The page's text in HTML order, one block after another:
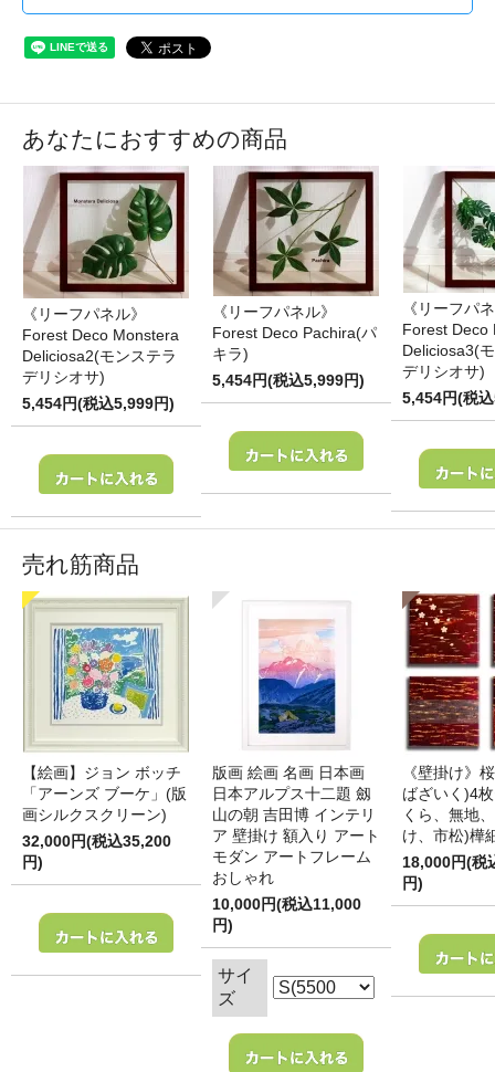
あなたにおすすめの商品
《リーフパネル》
Forest Deco Monstera
Deliciosa2(モンステラ
デリシオサ)
5,454円(税込5,999円)
《リーフパネル》
Forest Deco Pachira(パ
キラ)
5,454円(税込5,999円)
《リーフパ
Forest Deco
Deliciosa3(
デリシオサ)
5,454円(税
売れ筋商品
【絵画】ジョン ボッチ
「アーンズ ブーケ」(版
画シルクスクリーン)
32,000円(税込35,200
円)
版画 絵画 名画 日本画
日本アルプス十二題 劔
山の朝 吉田博 インテリ
ア 壁掛け 額入り アート
モダン アートフレーム
おしゃれ
10,000円(税込11,000
円)
サイ
ズ
《壁掛け》
ばざいく)4
くら、無地
け、市松)樺
18,000円(税
円)